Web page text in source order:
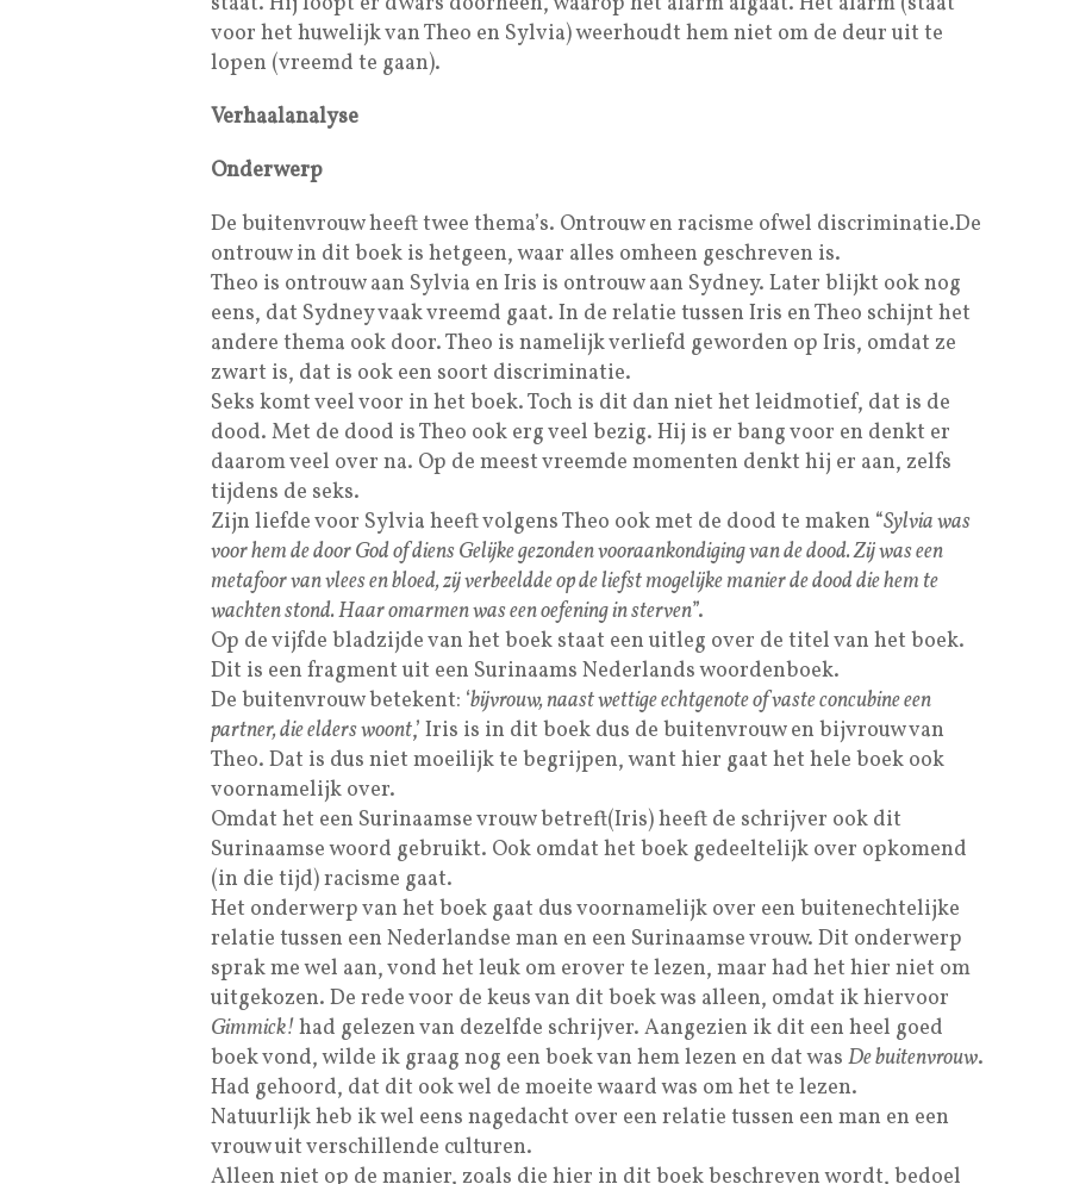
voor het huwelijk van Theo en Sylvia) weerhoudt hem niet om de deur uit te
lopen (vreemd te gaan).
Verhaalanalyse
Onderwerp
De buitenvrouw heeft twee thema’s. Ontrouw en racisme ofwel discriminatie.De
ontrouw in dit boek is hetgeen, waar alles omheen geschreven is.
Theo is ontrouw aan Sylvia en Iris is ontrouw aan Sydney. Later blijkt ook nog
eens, dat Sydney vaak vreemd gaat. In de relatie tussen Iris en Theo schijnt het
andere thema ook door. Theo is namelijk verliefd geworden op Iris, omdat ze
zwart is, dat is ook een soort discriminatie.
Seks komt veel voor in het boek. Toch is dit dan niet het leidmotief, dat is de
dood. Met de dood is Theo ook erg veel bezig. Hij is er bang voor en denkt er
daarom veel over na. Op de meest vreemde momenten denkt hij er aan, zelfs
tijdens de seks.
Zijn liefde voor Sylvia heeft volgens Theo ook met de dood te maken “Sylvia was
voor hem de door God of diens Gelijke gezonden vooraankondiging van de dood. Zij was een
metafoor van vlees en bloed, zij verbeeldde op de liefst mogelijke manier de dood die hem te
wachten stond. Haar omarmen was een oefening in sterven”.
Op de vijfde bladzijde van het boek staat een uitleg over de titel van het boek.
Dit is een fragment uit een Surinaams Nederlands woordenboek.
De buitenvrouw betekent: ‘bijvrouw, naast wettige echtgenote of vaste concubine een
partner, die elders woont,’ Iris is in dit boek dus de buitenvrouw en bijvrouw van
Theo. Dat is dus niet moeilijk te begrijpen, want hier gaat het hele boek ook
voornamelijk over.
Omdat het een Surinaamse vrouw betreft(Iris) heeft de schrijver ook dit
Surinaamse woord gebruikt. Ook omdat het boek gedeeltelijk over opkomend
(in die tijd) racisme gaat.
Het onderwerp van het boek gaat dus voornamelijk over een buitenechtelijke
relatie tussen een Nederlandse man en een Surinaamse vrouw. Dit onderwerp
sprak me wel aan, vond het leuk om erover te lezen, maar had het hier niet om
uitgekozen. De rede voor de keus van dit boek was alleen, omdat ik hiervoor
Gimmick!had gelezen van dezelfde schrijver. Aangezien ik dit een heel goed
boek vond, wilde ik graag nog een boek van hem lezen en dat was De buitenvrouw.
Had gehoord, dat dit ook wel de moeite waard was om het te lezen.
Natuurlijk heb ik wel eens nagedacht over een relatie tussen een man en een
vrouw uit verschillende culturen.
Alleen niet op de manier, zoals die hier in dit boek beschreven wordt, bedoel